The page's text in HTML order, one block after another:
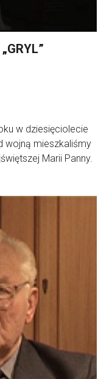
w dziesięciolecie
wojną mieszkaliśmy
Marii Panny.